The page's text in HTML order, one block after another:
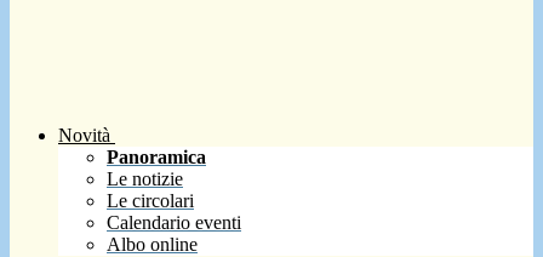
Novità
Panoramica
Le notizie
Le circolari
Calendario eventi
Albo online